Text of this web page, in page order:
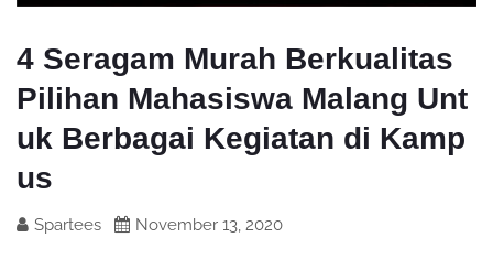
4 Seragam Murah Berkualitas
Pilihan Mahasiswa Malang Unt
uk Berbagai Kegiatan di Kamp
us
Spartees November 13, 2020